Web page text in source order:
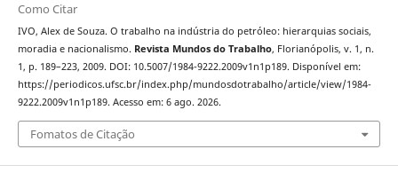
Como Citar
IVO, Alex de Souza. O trabalho na indústria do petróleo: hierarquias sociais,
moradia e nacionalismo. Revista Mundos do Trabalho, Florianópolis, v. 1, n.
1, p. 189–223, 2009. DOI: 10.5007/1984-9222.2009v1n1p189. Disponível em:
https://periodicos.ufsc.br/index.php/mundosdotrabalho/article/view/1984-
9222.2009v1n1p189. Acesso em: 6 ago. 2026.
Fomatos de Citação